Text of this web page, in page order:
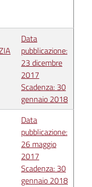
Data
pubblicazione:
23 dicembre
2017
Scadenza: 30
gennaio 2018
Data
pubblicazione:
26 maggio
2017
Scadenza: 30
gennaio 2018